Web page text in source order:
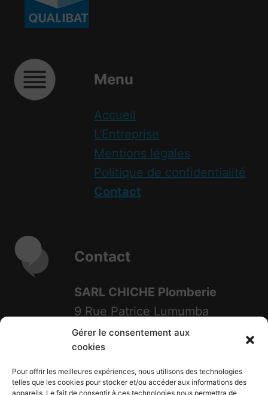
Gérer le consentement aux
cookies
Pour offrir les meilleures expériences, nous utilisons des technologies
telles que les cookies pour stocker et/ou accéder aux informations des
appareils. Le fait de consentir à ces technologies nous permettra de
Menu
Accueil
L'Entreprise
Mentions légales
Politique de confidentialité
Contact
Contact
SARL CHICHE Plomberie
9 Rue Patrice Lumumba
34070 Montpellier
Zone Garosud
Tél: 04 67 540 333